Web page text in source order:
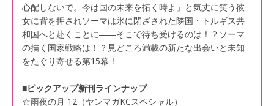
心配しないで。今は国の未来を拓く時よ」と気丈に笑う彼
女に背を押されソーマは氷に閉ざされた隣国・トルギス共
和国へと赴くことに――そこで待ち受けるのは！？ソーマ
の描く国家戦略は！？見どころ満載の新たな出会いと未知
をたぐり寄せる第15幕！
■ピックアップ新刊ラインナップ
☆雨夜の月 12（ヤンマガKCスペシャル）